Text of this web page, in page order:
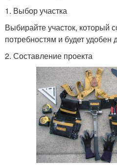
1. Выбор участка
Выбирайте участок, который
потребностям и будет удобен
2. Составление проекта